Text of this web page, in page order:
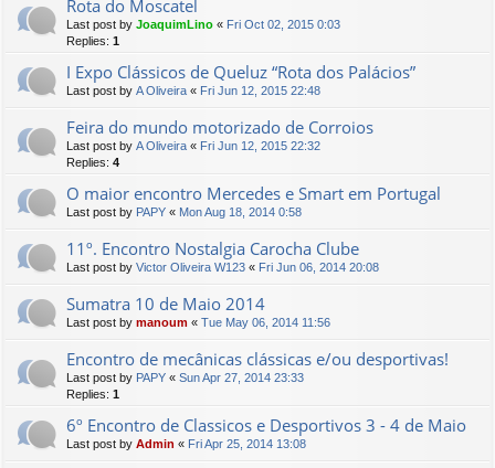
Rota do Moscatel
Last post by JoaquimLino « Fri Oct 02, 2015 0:03
Replies: 1
I Expo Clássicos de Queluz “Rota dos Palácios”
Last post by A Oliveira « Fri Jun 12, 2015 22:48
Feira do mundo motorizado de Corroios
Last post by A Oliveira « Fri Jun 12, 2015 22:32
Replies: 4
O maior encontro Mercedes e Smart em Portugal
Last post by PAPY « Mon Aug 18, 2014 0:58
11º. Encontro Nostalgia Carocha Clube
Last post by Victor Oliveira W123 « Fri Jun 06, 2014 20:08
Sumatra 10 de Maio 2014
Last post by manoum « Tue May 06, 2014 11:56
Encontro de mecânicas clássicas e/ou desportivas!
Last post by PAPY « Sun Apr 27, 2014 23:33
Replies: 1
6º Encontro de Classicos e Desportivos 3 - 4 de Maio
Last post by Admin « Fri Apr 25, 2014 13:08